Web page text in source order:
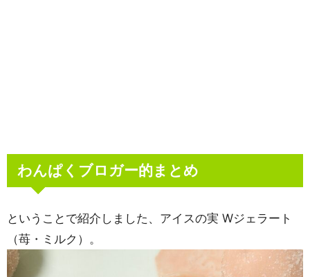
わんぱくブロガー的まとめ
ということで紹介しました、アイスの実 Wジェラート
（苺・ミルク）。